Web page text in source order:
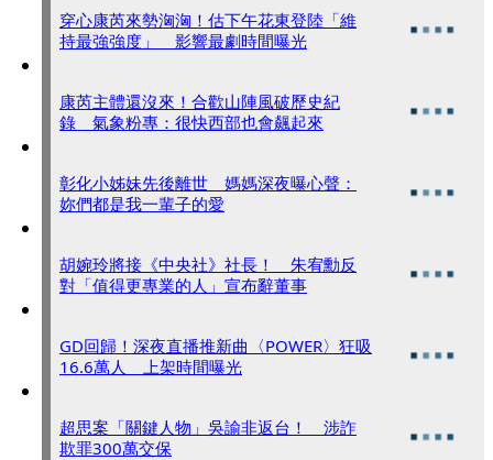
穿心康芮來勢洶洶！估下午花東登陸「維
持最強強度」 影響最劇時間曝光
康芮主體還沒來！合歡山陣風破歷史紀
錄 氣象粉專：很快西部也會飆起來
彰化小姊妹先後離世 媽媽深夜曝心聲：
妳們都是我一輩子的愛
胡婉玲將接《中央社》社長！ 朱宥勳反
對「值得更專業的人」宣布辭董事
GD回歸！深夜直播推新曲〈POWER〉狂吸
16.6萬人 上架時間曝光
超思案「關鍵人物」吳諭非返台！ 涉詐
欺罪300萬交保